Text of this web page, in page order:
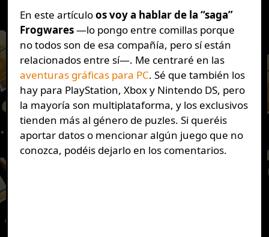
En este artículoos voy a hablar de la “saga”
Frogwares—lo pongo entre comillas porque
no todos son de esa compañía, pero sí están
relacionados entre sí—. Me centraré en las
aventuras gráficas para PC. Sé que también los
hay para PlayStation, Xbox y Nintendo DS, pero
la mayoría son multiplataforma, y los exclusivos
tienden más al género de puzles. Si queréis
aportar datos o mencionar algún juego que no
conozca, podéis dejarlo en los comentarios.